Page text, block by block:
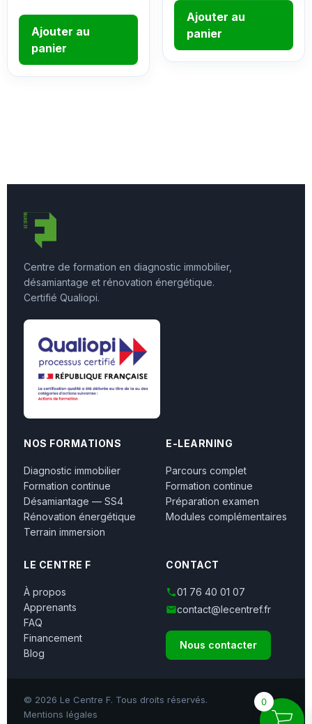
Ajouter au
panier
Ajouter au
panier
Centre de formation en diagnostic immobilier,
désamiantage et rénovation énergétique.
Certifié Qualiopi.
NOS FORMATIONS
Diagnostic immobilier
Formation continue
Désamiantage — SS4
Rénovation énergétique
Terrain immersion
E-LEARNING
Parcours complet
Formation continue
Préparation examen
Modules complémentaires
LE CENTRE F
À propos
Apprenants
FAQ
Financement
Blog
CONTACT
01 76 40 01 07
contact@lecentref.fr
Nous contacter
© 2026 Le Centre F. Tous droits réservés.
Mentions légales
0